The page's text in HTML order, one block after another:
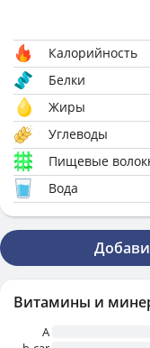
Калорийность
Белки
Жиры
Углеводы
Пищевые
Вода
Витамины и
A